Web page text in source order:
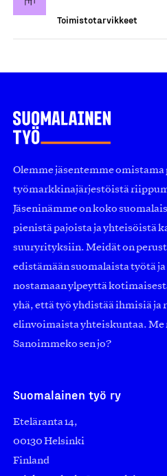
Toimistotarvikkeet
Olemme jäsentemme
työmarkkinajärjestöistä
Jäseninämme on koko
pienistä pajoista ja yhteisöistä
suuryrityksiin. Meidät on
edistämään suomalaista työtä
nostamaan ylpeyttä
yhä, että työ yhdistää ihmisiä ja
elinvoimaista yhteiskuntaa. Me
Sanoimmeko sen jo?
Suomalainen työ ry
Eteläranta 14,
00130 Helsinki
Finland